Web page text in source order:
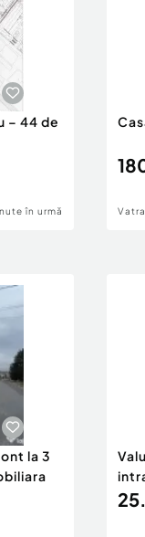
– 44 de
în urmă
la 3